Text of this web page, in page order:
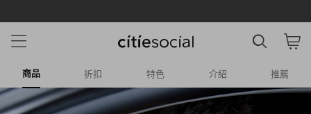
商品 折扣 特色 介紹 推薦